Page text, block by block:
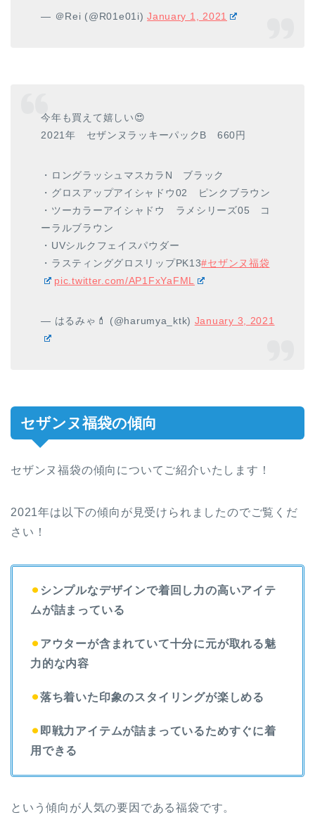
— ＠Rei (@R01e01i)January 1, 2021
今年も買えて嬉しい😍
2021年 セザンヌラッキーパックB 660円
・ロングラッシュマスカラN ブラック
・グロスアップアイシャドウ02 ピンクブラウン
・ツーカラーアイシャドウ ラメシリーズ05 コ
ーラルブラウン
・UVシルクフェイスパウダー
・ラスティンググロスリップPK13#セザンヌ福袋
pic.twitter.com/AP1FxYaFML
— はるみゃ💄 (@harumya_ktk) January 3, 2021
セザンヌ福袋の傾向
セザンヌ福袋の傾向についてご紹介いたします！
2021年は以下の傾向が見受けられましたのでご覧くだ
さい！
⚫︎ シンプルなデザインで着回し力の高いアイテ
ムが詰まっている
⚫︎ アウターが含まれていて十分に元が取れる魅
力的な内容
⚫︎落ち着いた印象のスタイリングが楽しめる
⚫︎ 即戦力アイテムが詰まっているためすぐに着
用できる
という傾向が人気の要因である福袋です。